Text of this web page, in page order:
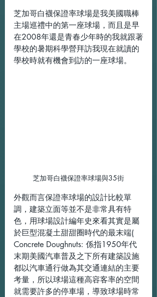
芝加哥白襪保證率球場是我美國職棒
主場巡禮中的第一座球場，而且是早
在2008年還是青春少年時的我就跟著
學校的暑期科學營拜訪我現在就讀的
學校時就有機會到訪的一座球場。
芝加哥白襪保證率球場與35街
外觀而言保證率球場的設計比較單
調，建築立面等並不是非常具有特
色，用球場設計編年史來看其實是屬
於巨型混凝土甜甜圈時代的最末端(
Concrete Doughnuts: 係指1950年代
末期美國汽車普及之下所有建築設施
都以汽車通行做為其交通連結的主要
考量，所以球場這種高容客率的空間
就需要許多的停車場，導致球場時常